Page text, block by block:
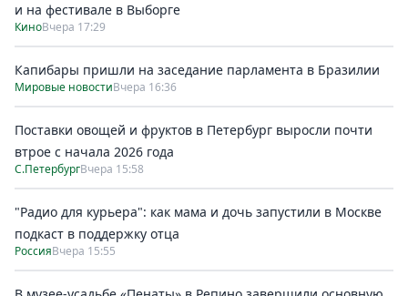
и на фестивале в Выборге
КиноВчера 17:29
Капибары пришли на заседание парламента в Бразилии
Мировые новостиВчера 16:36
Поставки овощей и фруктов в Петербург выросли почти
втрое с начала 2026 года
С.ПетербургВчера 15:58
"Радио для курьера": как мама и дочь запустили в Москве
подкаст в поддержку отца
РоссияВчера 15:55